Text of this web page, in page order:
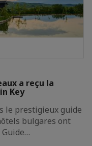
a reçu la
Key
le prestigieux guide
bulgares ont